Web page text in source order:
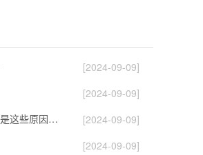
[2024-09-09]
[2024-09-09]
如果自己的除湿机不除湿了，看看是不是这些原因导致的！
[2024-09-09]
[2024-09-09]